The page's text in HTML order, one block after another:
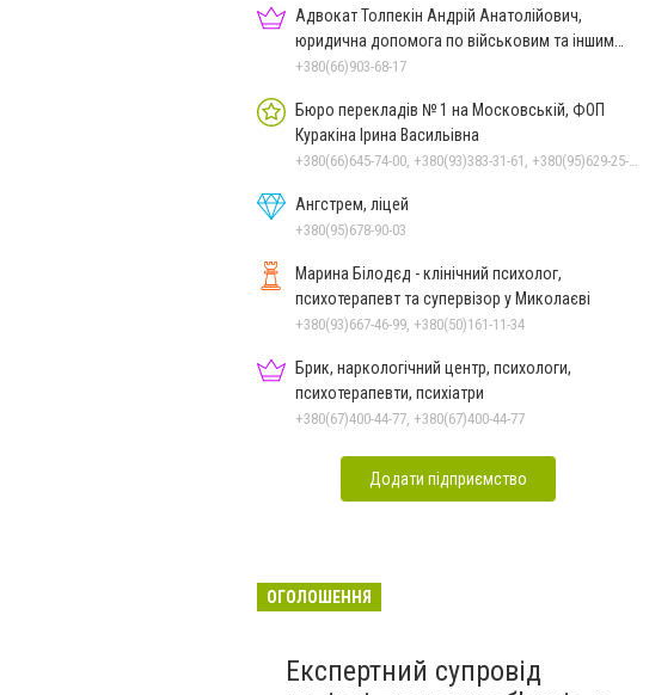
Адвокат Толпекін Андрій Анатолійович,
юридична допомога по військовим та іншим
справам
+380(66)903-68-17
Бюро перекладів № 1 на Московській, ФОП
Куракіна Ірина Васильівна
Ангстрем, ліцей
+380(95)678-90-03
Марина Білодєд - клінічний психолог,
психотерапевт та супервізор у Миколаєві
+380(93)667-46-99, +380(50)161-11-34
Брик, наркологічний центр, психологи,
психотерапевти, психіатри
+380(67)400-44-77, +380(67)400-44-77
Додати підприємство
ОГОЛОШЕННЯ
Експертний супровід